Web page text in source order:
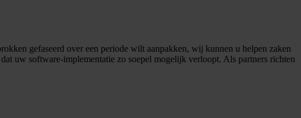
gefaseerd over een periode wilt aanpakken, wij kunnen u helpen zaken
uw software-implementatie zo soepel mogelijk verloopt. Als partners richten